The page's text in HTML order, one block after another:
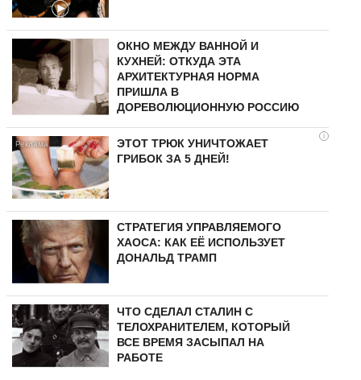
ОКНО МЕЖДУ ВАННОЙ И
КУХНЕЙ: ОТКУДА ЭТА
АРХИТЕКТУРНАЯ НОРМА
ПРИШЛА В
ДОРЕВОЛЮЦИОННУЮ РОССИЮ
i
ЭТОТ ТРЮК УНИЧТОЖАЕТ
ГРИБОК ЗА 5 ДНЕЙ!
СТРАТЕГИЯ УПРАВЛЯЕМОГО
ХАОСА: КАК ЕЁ ИСПОЛЬЗУЕТ
ДОНАЛЬД ТРАМП
ЧТО СДЕЛАЛ СТАЛИН С
ТЕЛОХРАНИТЕЛЕМ, КОТОРЫЙ
ВСЕ ВРЕМЯ ЗАСЫПАЛ НА
РАБОТЕ